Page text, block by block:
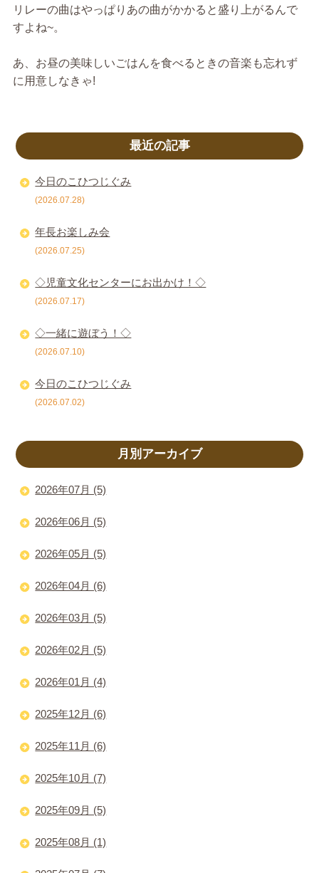
リレーの曲はやっぱりあの曲がかかると盛り上がるんで
すよね~。
あ、お昼の美味しいごはんを食べるときの音楽も忘れず
に用意しなきゃ!
最近の記事
今日のこひつじぐみ
(2026.07.28)
年長お楽しみ会
(2026.07.25)
◇児童文化センターにお出かけ！◇
(2026.07.17)
◇一緒に遊ぼう！◇
(2026.07.10)
今日のこひつじぐみ
(2026.07.02)
月別アーカイブ
2026年07月 (5)
2026年06月 (5)
2026年05月 (5)
2026年04月 (6)
2026年03月 (5)
2026年02月 (5)
2026年01月 (4)
2025年12月 (6)
2025年11月 (6)
2025年10月 (7)
2025年09月 (5)
2025年08月 (1)